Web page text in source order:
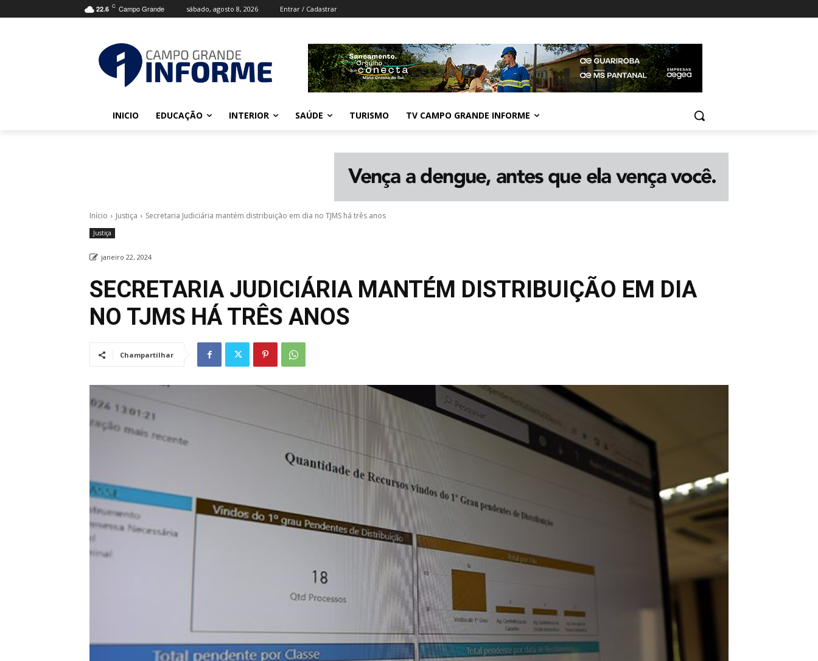
22.6 C Campo Grande sábado, agosto 8, 2026 Entrar / Cadastrar
INICIO EDUCAÇÃO INTERIOR SAÚDE TURISMO TV CAMPO GRANDE INFORME
Início Justiça Secretaria Judiciária mantém distribuição em dia no TJMS há três anos
Justiça
janeiro 22, 2024
SECRETARIA JUDICIÁRIA MANTÉM DISTRIBUIÇÃO EM DIA
NO TJMS HÁ TRÊS ANOS
Champartilhar